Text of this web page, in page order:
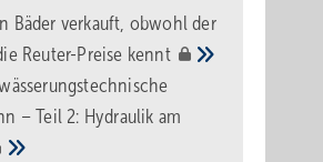
Bäder verkauft, obwohl der
Reuter-Preise kennt
– Teil 2: Hydraulik am